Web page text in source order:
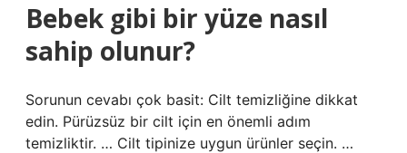
Bebek gibi bir yüze nasıl
sahip olunur?
Sorunun cevabı çok basit: Cilt temizliğine dikkat
edin. Pürüzsüz bir cilt için en önemli adım
temizliktir. … Cilt tipinize uygun ürünler seçin. …